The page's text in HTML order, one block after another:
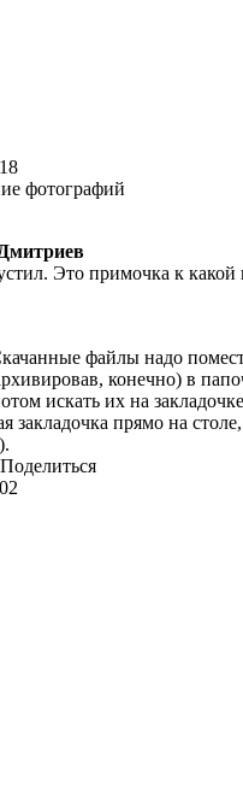
фотографий
Это примочка к какой
файлы надо
конечно) в
искать их на
закладочка прямо на
Поделиться